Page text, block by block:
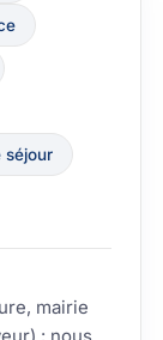
séjour
mairie